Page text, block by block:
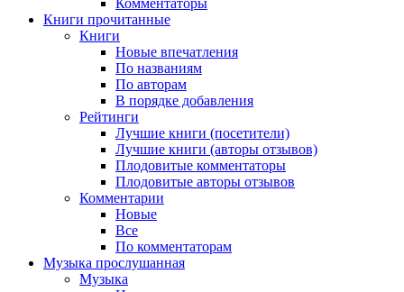
Книги прочитанные
Книги
Новые впечатления
По названиям
По авторам
В порядке добавления
Рейтинги
Лучшие книги (посетители)
Лучшие книги (авторы отзывов)
Плодовитые комментаторы
Плодовитые авторы отзывов
Комментарии
Новые
Все
По комментаторам
Музыка прослушанная
Музыка